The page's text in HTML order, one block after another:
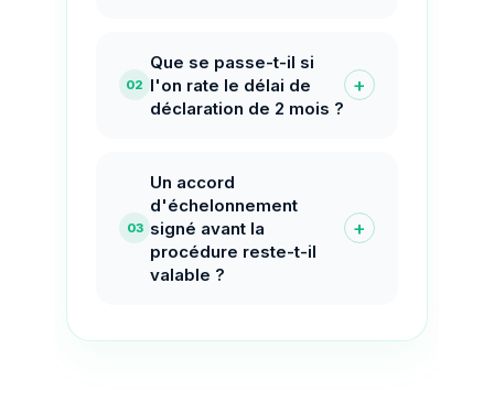
02
Que se passe-t-il si
l'on rate le délai de
déclaration de 2 mois ?
+
03
Un accord
d'échelonnement
signé avant la
procédure reste-t-il
valable ?
+